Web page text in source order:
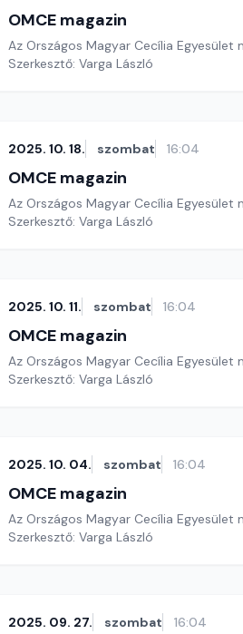
OMCE magazin
Az Országos Magyar Cecília Egyesület
Szerkesztő: Varga László
2025. 10. 18. szombat 16:04
OMCE magazin
Az Országos Magyar Cecília Egyesület
Szerkesztő: Varga László
2025. 10. 11. szombat 16:04
OMCE magazin
Az Országos Magyar Cecília Egyesület
Szerkesztő: Varga László
2025. 10. 04. szombat 16:04
OMCE magazin
Az Országos Magyar Cecília Egyesület
Szerkesztő: Varga László
2025. 09. 27. szombat 16:04